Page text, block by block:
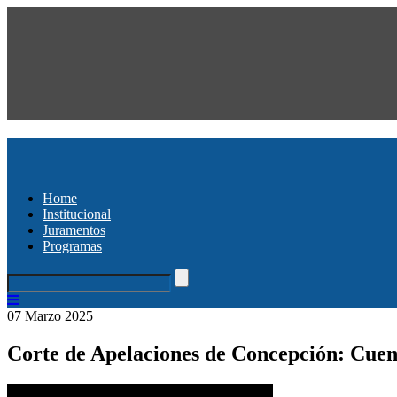
Home
Institucional
Juramentos
Programas
07 Marzo 2025
Corte de Apelaciones de Concepción: